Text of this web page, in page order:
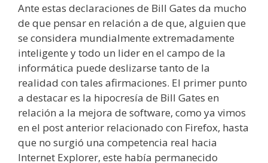
Ante estas declaraciones de Bill Gates da mucho
de que pensar en relación a de que, alguien que
se considera mundialmente extremadamente
inteligente y todo un lider en el campo de la
informática puede deslizarse tanto de la
realidad con tales afirmaciones. El primer punto
a destacar es la hipocresía de Bill Gates en
relación a la mejora de software, como ya vimos
en el post anterior relacionado con Firefox, hasta
que no surgió una competencia real hacia
Internet Explorer, este había permanecido